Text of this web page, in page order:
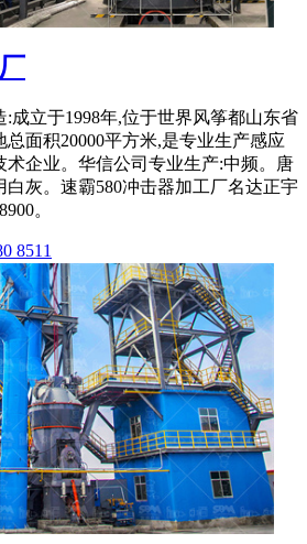
:成立于1998年,位于世界风筝都山东省
面积20000平方米,是专业生产感应
术企业。华信公司专业生产:中频。唐
白灰。速霸580冲击器加工厂名达正宇
。
8511